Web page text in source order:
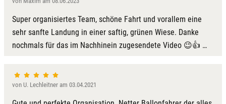
Super organisiertes Team, schöne Fahrt und vorallem eine
sehr sanfte Landung in einer saftig, grünen Wiese. Danke
nochmals für das im Nachhinein zugesendete Video 😉👍 …
von U. Lechleitner am 03.04.2021